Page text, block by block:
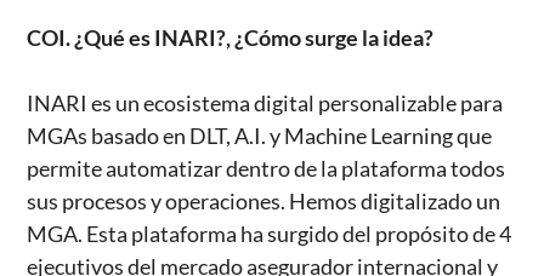
COI. ¿Qué es INARI?, ¿Cómo surge la idea?
INARI es un ecosistema digital personalizable para
MGAs basado en DLT, A.I. y Machine Learning que
permite automatizar dentro de la plataforma todos
sus procesos y operaciones. Hemos digitalizado un
MGA. Esta plataforma ha surgido del propósito de 4
ejecutivos del mercado asegurador internacional y